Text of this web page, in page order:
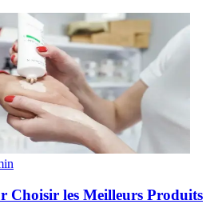
Choisir les Meilleurs Produits